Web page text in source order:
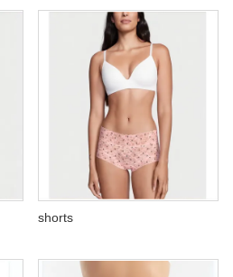
shorts